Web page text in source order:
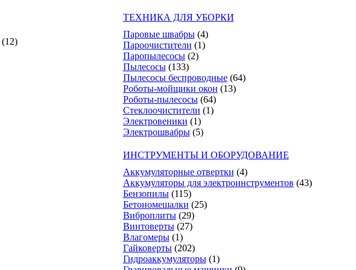
(12)
ТЕХНИКА ДЛЯ УБОРКИ
Паровые швабры (4)
Пароочистители (1)
Паропылесосы (2)
Пылесосы (133)
Пылесосы беспроводные (64)
Роботы-мойщики окон (13)
Роботы-пылесосы (64)
Стеклоочистители (1)
Электровеники (1)
Электрошвабры (5)
ИНСТРУМЕНТЫ И ОБОРУДОВАНИЕ
Аккумуляторные отвертки (4)
Аккумуляторы для электроинструментов (43)
Бензопилы (115)
Бетономешалки (25)
Виброплиты (29)
Винтоверты (27)
Влагомеры (1)
Гайковерты (202)
Гидроаккумуляторы (1)